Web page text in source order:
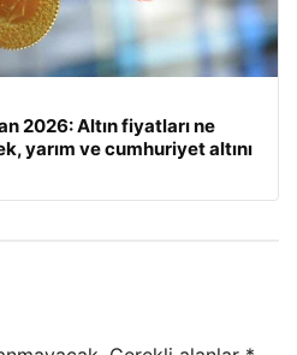
2026: Altın fiyatları ne
yarım ve cumhuriyet altını